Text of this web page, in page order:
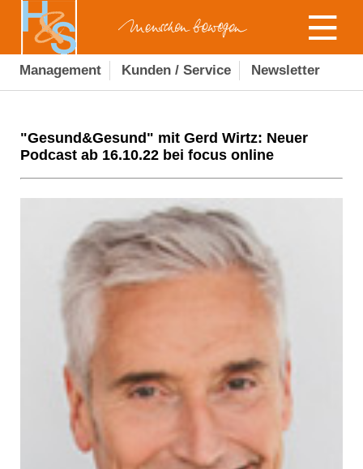
Management Kunden / Service Newsletter
"Gesund&Gesund" mit Gerd Wirtz: Neuer
Podcast ab 16.10.22 bei focus online